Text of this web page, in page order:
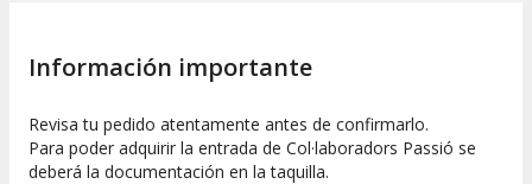
Información importante
Revisa tu pedido atentamente antes de confirmarlo.
Para poder adquirir la entrada de Col·laboradors Passió se
deberá la documentación en la taquilla.